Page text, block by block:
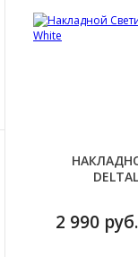
2 990 руб.